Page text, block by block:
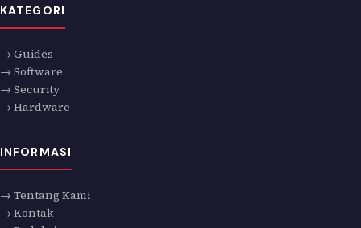
KATEGORI
→ Guides
→ Software
→ Security
→ Hardware
INFORMASI
→ Tentang Kami
→ Kontak